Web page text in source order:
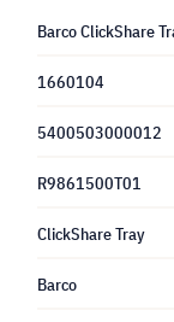
Barco ClickShare
1660104
5400503000012
R9861500T01
ClickShare Tray
Barco